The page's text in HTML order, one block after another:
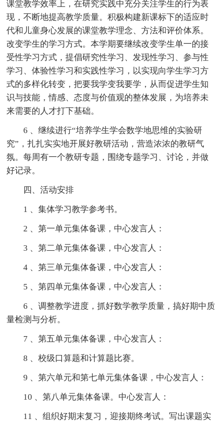
课堂教学效率上，在研究实践中充分关注学生的行为表
现，不断地提高教学质量。积极构建新课标下的适应时
代和儿童身心发展的课堂教学理念、方法和评价体系。
改变学生的学习方式。本学期要继续改变学生单一的接
受性学习方式，提倡研究性学习、发现性学习、参与性
学习、体验性学习和实践性学习，以实现向学生学习方
式的多样化转变，把要我学变我要学，从而促进学生知
识与技能，情感、态度与价值观的整体发展，为培养未
来需要的人才打下基础。
6 、继续进行“培养学生学会数学地思维的实验研
究”，扎扎实实地开展好教研活动，营造浓浓的教研气
氛。每周有一个教研专题，围绕专题学习、讨论，并做
好记录。
四、活动安排
1 、集体学习教学参考书。
2 、第一单元集体备课，中心发言人：
3 、第二单元集体备课，中心发言人：
4 、第三单元集体备课，中心发言人：
5 、第四单元集体备课，中心发言人：
6 、调整教学进度，抓好数学教学质量，搞好期中质
量检测与分析。
7 、第五单元集体备课，中心发言人：
8 、校级口算题和计算题比赛。
9 、第六单元和第七单元集体备课，中心发言人：
10 、第八单元集体备课。中心发言人：
11 、组织好期末复习，迎接期终考试。写出课题实